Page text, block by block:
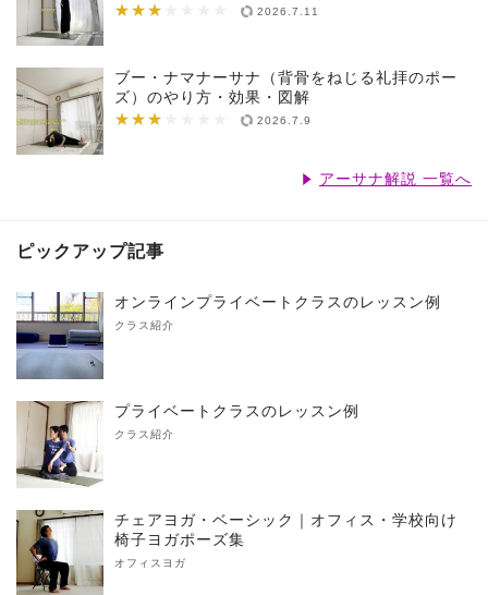
★★★
★★★★★★★ 2026.7.11
ブー・ナマナーサナ（背骨をねじる礼拝のポー
ズ）のやり方・効果・図解
★★★
★★★★★★★ 2026.7.9
アーサナ解説 一覧へ
ピックアップ記事
オンラインプライベートクラスのレッスン例
クラス紹介
プライベートクラスのレッスン例
クラス紹介
チェアヨガ・ベーシック｜オフィス・学校向け
椅子ヨガポーズ集
オフィスヨガ